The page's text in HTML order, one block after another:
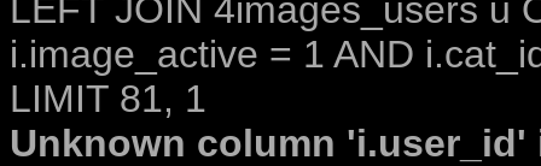
LEFT JOIN 4images_users u
i.image_active = 1 AND
LIMIT 81, 1
Unknown column